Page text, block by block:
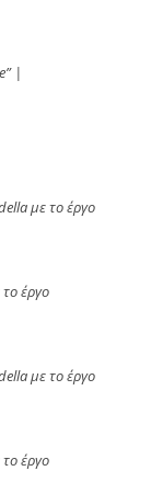
|
με το έργο
έργο
με το έργο
έργο